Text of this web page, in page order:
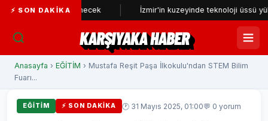
⚡ SON DAKIKA
incelenecek İzmir'in kuzeyinde teknoloji üssü yükseliyor
KARŞIYAKA HABER
Anasayfa › EĞİTİM › Mustafa Reşit Paşa İlkokulu'ndan STEM Bilim
Fuarı...
EĞİTİM ⚡ SON DAKIKA 🕐 31 Mayıs 2025, 01:00💬 0 yorum